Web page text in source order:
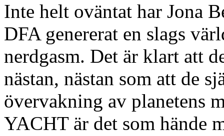
Inte helt oväntat har Jona
DFA genererat en slags
nerdgasm. Det är klart att
nästan, nästan som att de
övervakning av planetens
YACHT är det som hände